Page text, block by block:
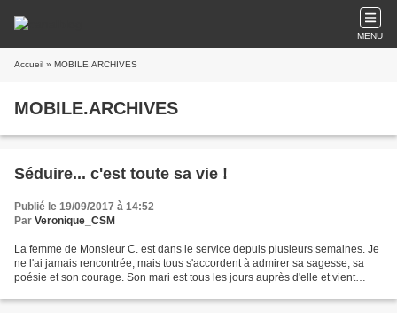
MENU
Accueil » MOBILE.ARCHIVES
MOBILE.ARCHIVES
Séduire... c'est toute sa vie !
Publié le 19/09/2017 à 14:52
Par Veronique_CSM
La femme de Monsieur C. est dans le service depuis plusieurs semaines. Je
ne l'ai jamais rencontrée, mais tous s'accordent à admirer sa sagesse, sa
poésie et son courage. Son mari est tous les jours auprès d'elle et vient